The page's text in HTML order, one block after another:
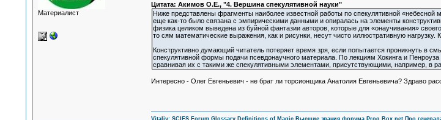
Материалист
Цитата: Акимов О.Е., "4. Вершина спекулятивной науки"
Ниже представлены фрагменты наиболее известной работы по спекулятивной
еще как-то было связана с эмпирическими данными и опиралась на элементы
физика целиком выведена из буйной фантазии авторов, которые для «онаучивания»
то сям математические выражения, как и рисунки, несут чисто иллюстративную
Конструктивно думающий читатель потеряет время зря, если попытается проникнуть в
спекулятивной формы подачи псевдонаучного материала. По лекциям Хокинга и
сравнивая их с такими же спекулятивными элементами, присутствующими, например, в
Интересно - Олег Евгеньевич - не брат ли торсионщика Анатолия Евгеньевича? Здраво